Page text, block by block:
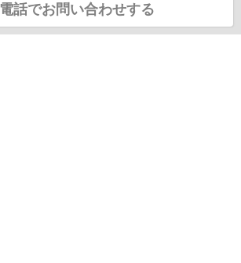
電話でお問い合わせする